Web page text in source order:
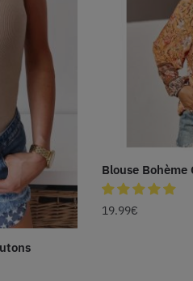
Blouse Bohème
19.99€